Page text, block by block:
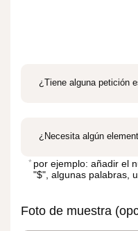
¿Tiene alguna petición
¿Necesita algún
por ejemplo: añadir el
"$", algunas palabras,
Foto de muestra